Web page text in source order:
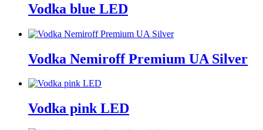
Vodka blue LED
Vodka Nemiroff Premium UA Silver
Vodka pink LED